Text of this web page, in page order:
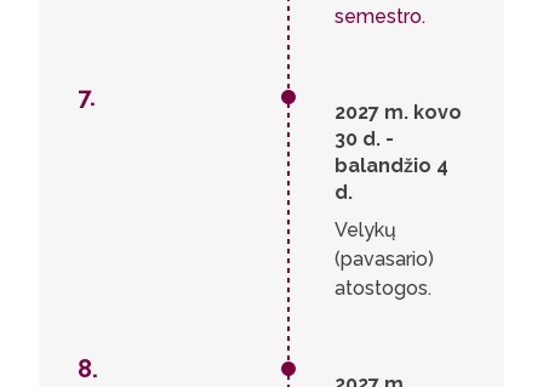
semestro.
7.
2027 m. kovo
30 d. -
balandžio 4
d.
Velykų
(pavasario)
atostogos.
8.